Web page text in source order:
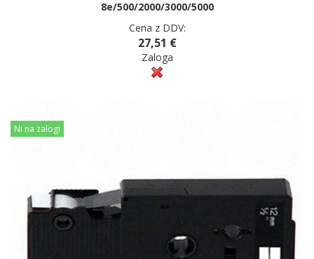
8e/500/2000/3000/5000
Cena z DDV:
27,51 €
Zaloga
Ni na zalogi